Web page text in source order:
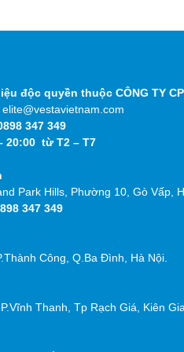
độc quyền thuộc CÔNG TY CP
347 349
20:00 từ T2 – T7
Park Hills, Phường 10, Gò Vấp,
347 349
Công, Q.Ba Đình, Hà Nội.
Thanh, Tp Rạch Giá, Kiên